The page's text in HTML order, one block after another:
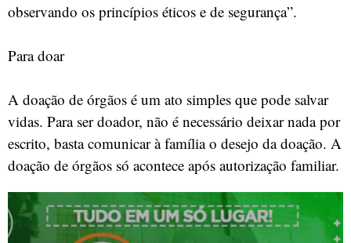
observando os princípios éticos e de segurança”.
Para doar
A doação de órgãos é um ato simples que pode salvar
vidas. Para ser doador, não é necessário deixar nada por
escrito, basta comunicar à família o desejo da doação. A
doação de órgãos só acontece após autorização familiar.